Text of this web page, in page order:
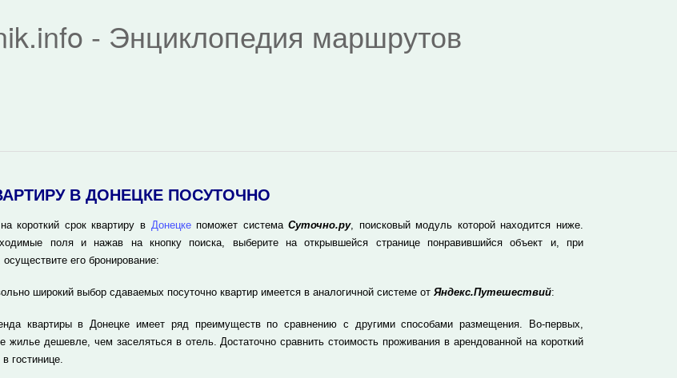
- Энциклопедия маршрутов
В ДОНЕЦКЕ ПОСУТОЧНО
короткий срок квартиру в Донецкепоможет системаСуточно.ру, поисковый модуль которой находится ниже.
поля и нажав на кнопку поиска, выберите на открывшейся странице понравившийся объект и, при
его бронирование:
широкий выбор сдаваемых посуточно квартир имеется в аналогичной системе от Яндекс.Путешествий:
квартиры в Донецке имеет ряд преимуществ по сравнению с другими способами размещения. Во-первых,
жилье дешевле, чем заселяться в отель. Достаточно сравнить стоимость проживания в арендованной на короткий
гостинице.